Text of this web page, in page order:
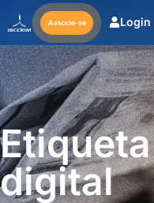
Associe-se Login
digital